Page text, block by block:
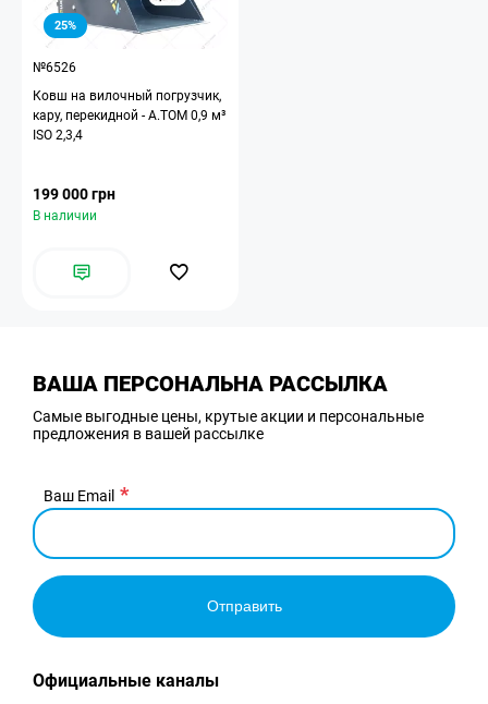
25%
№6526
Ковш на вилочный погрузчик,
кару, перекидной - А.ТОМ 0,9 м³
ISO 2,3,4
199 000 грн
В наличии
ВАША ПЕРСОНАЛЬНА РАССЫЛКА
Самые выгодные цены, крутые акции и персональные
предложения в вашей рассылке
Ваш Email
Отправить
Официальные каналы